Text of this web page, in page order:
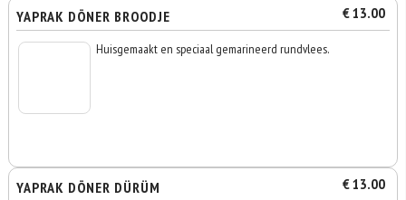
YAPRAK DÖNER BROODJE € 13.00
Huisgemaakt en speciaal gemarineerd rundvlees.
YAPRAK DÖNER DÜRÜM € 13.00